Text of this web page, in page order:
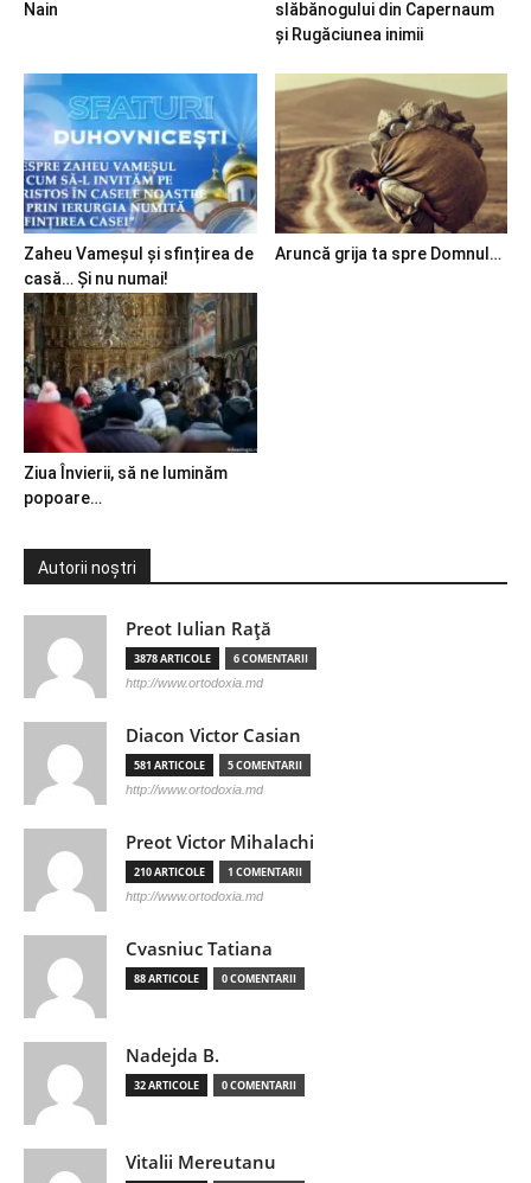
Nain
slăbănogului din Capernaum
și Rugăciunea inimii
Zaheu Vameșul și sfințirea de
casă… Și nu numai!
Aruncă grija ta spre Domnul…
Ziua Învierii, să ne luminăm
popoare…
Autorii noștri
Preot Iulian Raţă
3878 ARTICOLE 6 COMENTARII
http://www.ortodoxia.md
Diacon Victor Casian
581 ARTICOLE 5 COMENTARII
http://www.ortodoxia.md
Preot Victor Mihalachi
210 ARTICOLE 1 COMENTARII
http://www.ortodoxia.md
Cvasniuc Tatiana
88 ARTICOLE 0 COMENTARII
Nadejda B.
32 ARTICOLE 0 COMENTARII
Vitalii Mereutanu